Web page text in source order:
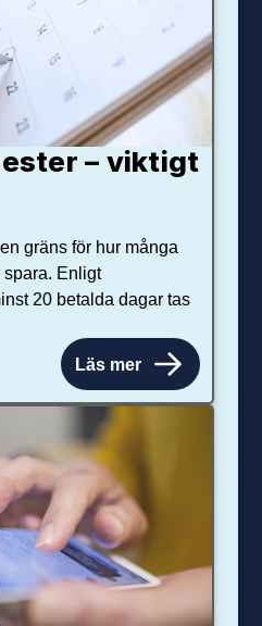
– viktigt
gräns för hur många
spara. Enligt
20 betalda dagar tas
Läs mer